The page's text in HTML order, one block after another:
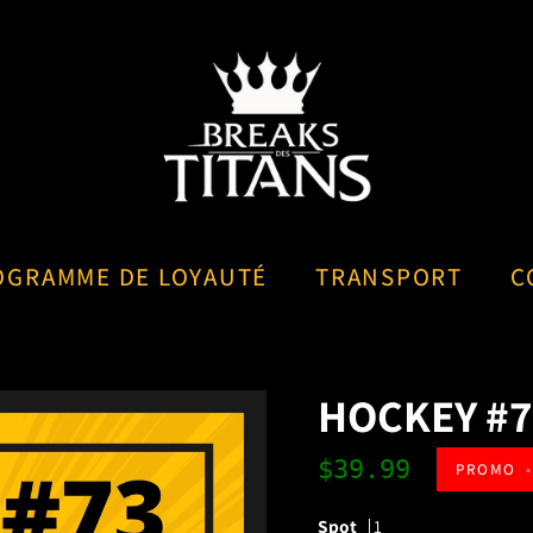
DE LOYAUTÉ TRANSPORT
HOCKEY
$39.99 PROMO •
Spot 1